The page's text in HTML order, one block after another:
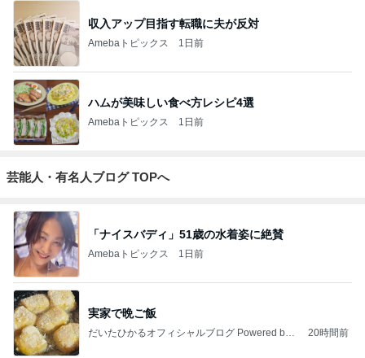
収入アップ目指す転職に夫が反対
Amebaトピックス 1日前
ハムが美味しい食べ方レシピ4選
Amebaトピックス 1日前
芸能人・有名人ブログ TOPへ
「ナイスバディ」51歳の水着姿に絶賛
Amebaトピックス 1日前
実家で晩ご飯
だいたひかるオフィシャルブログ Powered by
20時間前